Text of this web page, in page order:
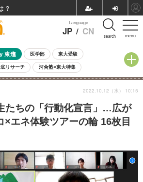
menu
Language
JP / CN search
東進 医学部 東大受験
リサーチ 河合塾×東大特集
校受験 中学受験 小学校受験
全国公立高校 過去問 人気記事
自由研究教材（中学生向け） ランキング
たちの「行動化宣言」…広が
×エネ体験ツアーの輪 16枚目
2022.10.12（水） 10:15